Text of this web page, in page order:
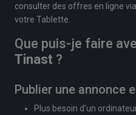
consulter des offres en ligne
votre Tablette.
Que puis-je faire
Tinast ?
Publier une annonce
Plus besoin d'un